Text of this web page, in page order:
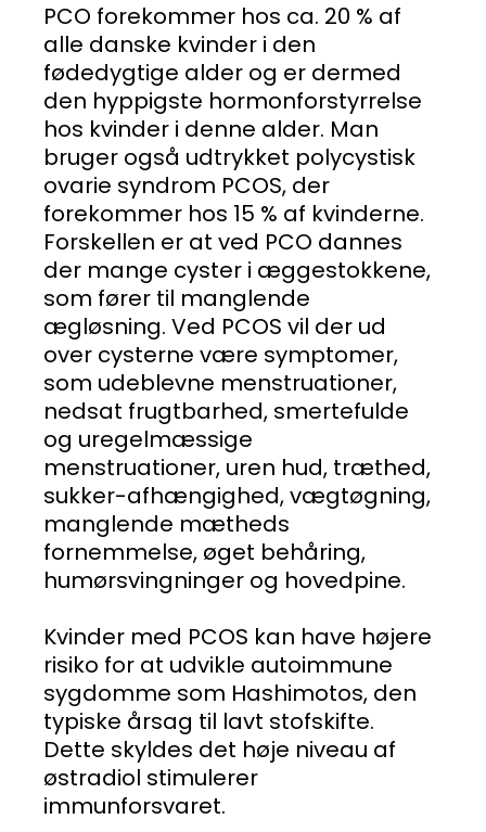
PCO forekommer hos ca. 20 % af
alle danske kvinder i den
fødedygtige alder og er dermed
den hyppigste hormonforstyrrelse
hos kvinder i denne alder. Man
bruger også udtrykket polycystisk
ovarie syndrom PCOS, der
forekommer hos 15 % af kvinderne.
Forskellen er at ved PCO dannes
der mange cyster i æggestokkene,
som fører til manglende
ægløsning. Ved PCOS vil der ud
over cysterne være symptomer,
som udeblevne menstruationer,
nedsat frugtbarhed, smertefulde
og uregelmæssige
menstruationer, uren hud, træthed,
sukker-afhængighed, vægtøgning,
manglende mætheds
fornemmelse, øget behåring,
humørsvingninger og hovedpine.
Kvinder med PCOS kan have højere
risiko for at udvikle autoimmune
sygdomme som Hashimotos, den
typiske årsag til lavt stofskifte.
Dette skyldes det høje niveau af
østradiol stimulerer
immunforsvaret.